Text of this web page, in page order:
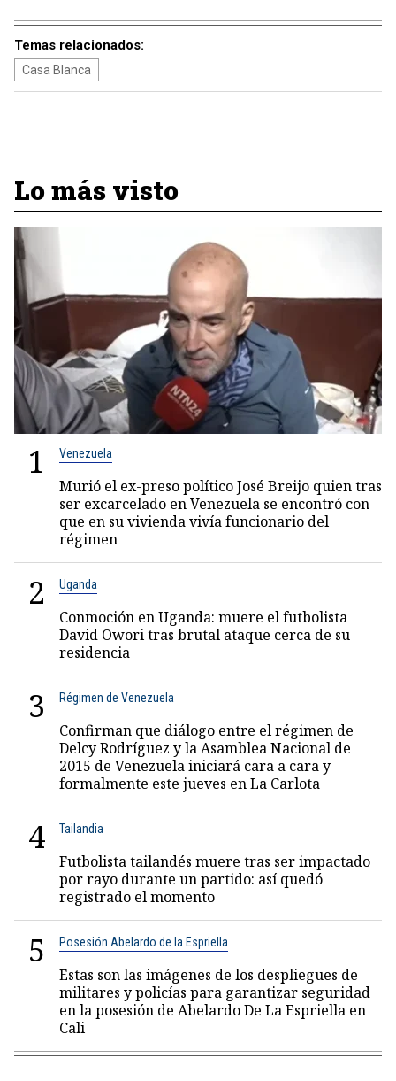
Temas relacionados:
Casa Blanca
Lo más visto
1 Venezuela
Murió el ex-preso político José Breijo quien tras
ser excarcelado en Venezuela se encontró con
que en su vivienda vivía funcionario del
régimen
2 Uganda
Conmoción en Uganda: muere el futbolista
David Owori tras brutal ataque cerca de su
residencia
3 Régimen de Venezuela
Confirman que diálogo entre el régimen de
Delcy Rodríguez y la Asamblea Nacional de
2015 de Venezuela iniciará cara a cara y
formalmente este jueves en La Carlota
4 Tailandia
Futbolista tailandés muere tras ser impactado
por rayo durante un partido: así quedó
registrado el momento
5 Posesión Abelardo de la Espriella
Estas son las imágenes de los despliegues de
militares y policías para garantizar seguridad
en la posesión de Abelardo De La Espriella en
Cali